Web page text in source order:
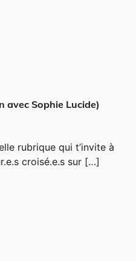
avec Sophie Lucide)
rubrique qui t’invite à
croisé.e.s sur […]